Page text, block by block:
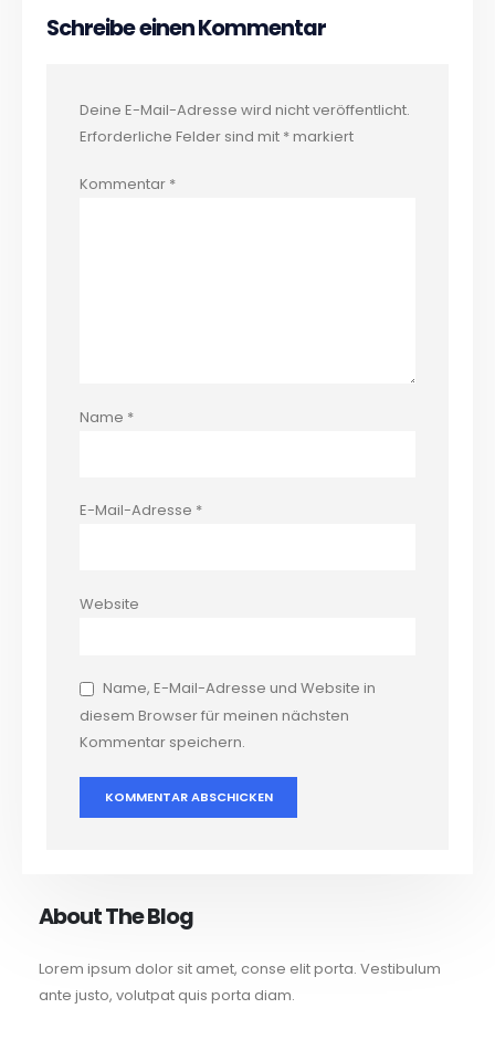
Schreibe einen Kommentar
Deine E-Mail-Adresse wird nicht veröffentlicht.
Erforderliche Felder sind mit *markiert
Kommentar *
Name *
E-Mail-Adresse *
Website
Name, E-Mail-Adresse und Website in
diesem Browser für meinen nächsten
Kommentar speichern.
About The Blog
Lorem ipsum dolor sit amet, conse elit porta. Vestibulum
ante justo, volutpat quis porta diam.